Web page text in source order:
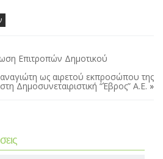
Επιτροπών Δημοτικού
ως αιρετού εκπροσώπου της
Δημοσυνεταιριστική “Έβρος” Α.Ε.»